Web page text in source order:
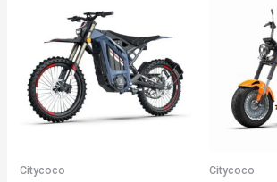
Citycoco Citycoco